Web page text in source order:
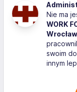
Nie ma
WORK
swoim
innym